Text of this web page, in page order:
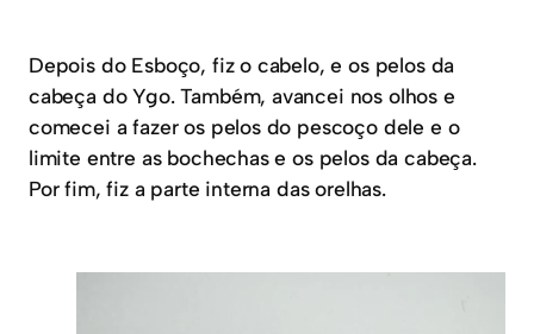
Depois do Esboço, fiz o cabelo, e os pelos da
cabeça do Ygo. Também, avancei nos olhos e
comecei a fazer os pelos do pescoço dele e o
limite entre as bochechas e os pelos da cabeça.
Por fim, fiz a parte interna das orelhas.